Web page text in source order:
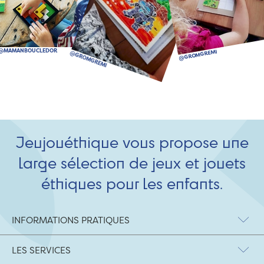
Jeujouéthique vous propose une
large sélection de jeux et jouets
éthiques pour les enfants.
INFORMATIONS PRATIQUES
LES SERVICES